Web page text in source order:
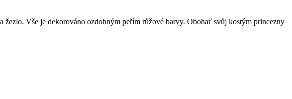
Vše je dekorováno ozdobným peřím růžové barvy. Obohať svůj kostým princezny